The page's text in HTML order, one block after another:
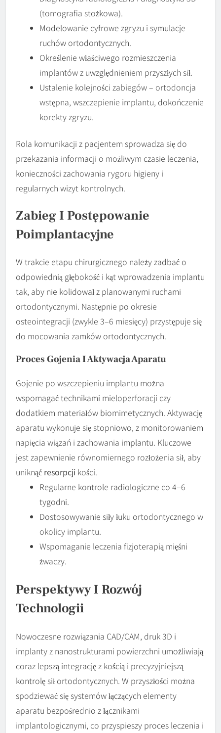
(tomografia stożkowa).
Modelowanie cyfrowe zgryzu i symulacje
ruchów ortodontycznych.
Określenie właściwego rozmieszczenia
implantów z uwzględnieniem przyszłych sił.
Ustalenie kolejności zabiegów – ortodoncja
wstępna, wszczepienie implantu, dokończenie
korekty zgryzu.
Rola komunikacji z pacjentem sprowadza się do
przekazania informacji o możliwym czasie leczenia,
konieczności zachowania rygoru higieny i
regularnych wizyt kontrolnych.
Zabieg I Postępowanie
Poimplantacyjne
W trakcie etapu chirurgicznego należy zadbać o
odpowiednią głębokość i kąt wprowadzenia implantu
tak, aby nie kolidował z planowanymi ruchami
ortodontycznymi. Następnie po okresie
osteointegracji (zwykle 3–6 miesięcy) przystępuje się
do mocowania zamków ortodontycznych.
Proces Gojenia I Aktywacja Aparatu
Gojenie po wszczepieniu implantu można
wspomagać technikami mieloperforacji czy
dodatkiem materiałów biomimetycznych. Aktywację
aparatu wykonuje się stopniowo, z monitorowaniem
napięcia wiązań i zachowania implantu. Kluczowe
jest zapewnienie równomiernego rozłożenia sił, aby
uniknąć resorpcji kości.
Regularne kontrole radiologiczne co 4–6
tygodni.
Dostosowywanie siły łuku ortodontycznego w
okolicy implantu.
Wspomaganie leczenia fizjoterapią mięśni
żwaczy.
Perspektywy I Rozwój
Technologii
Nowoczesne rozwiązania CAD/CAM, druk 3D i
implanty z nanostrukturami powierzchni umożliwiają
coraz lepszą integrację z kością i precyzyjniejszą
kontrolę sił ortodontycznych. W przyszłości można
spodziewać się systemów łączących elementy
aparatu bezpośrednio z łącznikami
implantologicznymi, co przyspieszy proces leczenia i